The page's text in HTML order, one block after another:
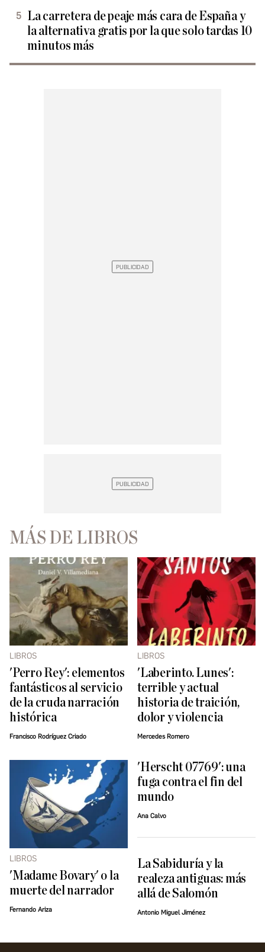
La carretera de peaje más cara de España y
la alternativa gratis por la que solo tardas 10
minutos más
MÁS DE LIBROS
LIBROS
'Perro Rey': elementos
fantásticos al servicio
de la cruda narración
histórica
Francisco Rodríguez Criado
LIBROS
'Laberinto. Lunes':
terrible y actual
historia de traición,
dolor y violencia
Mercedes Romero
LIBROS
'Madame Bovary' o la
muerte del narrador
Fernando Ariza
'Herscht 07769': una
fuga contra el fin del
mundo
Ana Calvo
La Sabiduría y la
realeza antiguas: más
allá de Salomón
Antonio Miguel Jiménez